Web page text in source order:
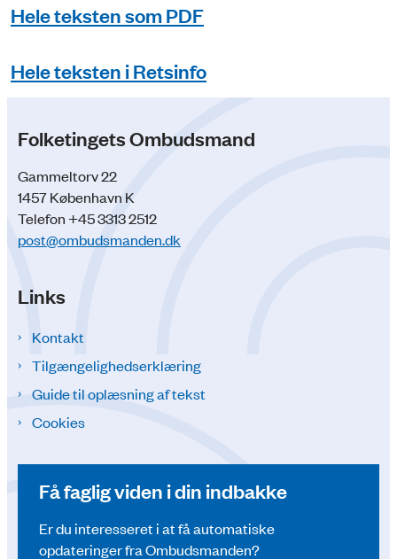
Hele teksten som PDF
Hele teksten i Retsinfo
Folketingets Ombudsmand
Gammeltorv 22
1457 København K
Telefon +45 3313 2512
post@ombudsmanden.dk
Links
Kontakt
Tilgængelighedserklæring
Guide til oplæsning af tekst
Cookies
Få faglig viden i din indbakke
Er du interesseret i at få automatiske
opdateringer fra Ombudsmanden?